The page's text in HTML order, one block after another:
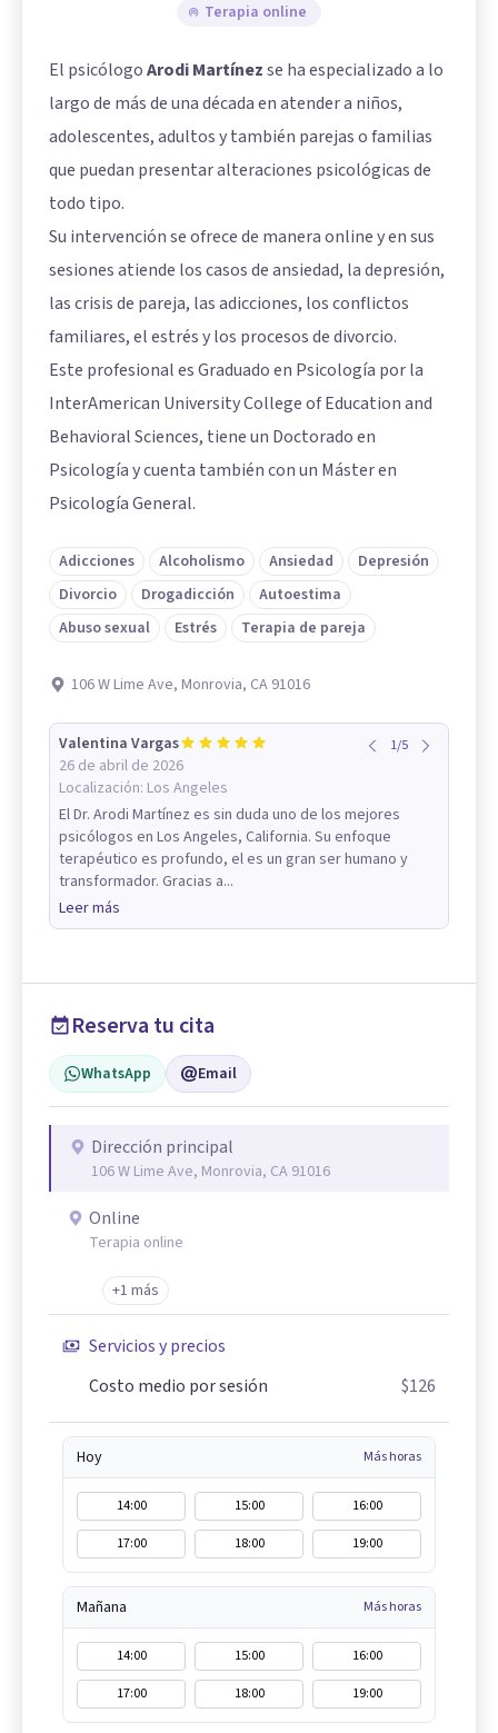
Terapia online
El psicólogoArodi Martínezse ha especializado a lo
largo de más de una década en atender a niños,
adolescentes, adultos y también parejas o familias
que puedan presentar alteraciones psicológicas de
todo tipo.
Su intervención se ofrece de manera online y en sus
sesiones atiende los casos de ansiedad, la depresión,
las crisis de pareja, las adicciones, los conflictos
familiares, el estrés y los procesos de divorcio.
Este profesional es Graduado en Psicología por la
InterAmerican University College of Education and
Behavioral Sciences, tiene un Doctorado en
Psicología y cuenta también con un Máster en
Psicología General.
Adicciones Alcoholismo Ansiedad
Depresión
Divorcio
Drogadicción
Autoestima
Abuso sexual
Estrés Terapia de pareja
106 W Lime Ave, Monrovia, CA 91016
Valentina Vargas
26 de abril de 2026
Localización: Los Angeles
1/5
El Dr. Arodi Martínez es sin duda uno de los mejores
psicólogos en Los Angeles, California. Su enfoque
terapéutico es profundo, el es un gran ser humano y
transformador. Gracias a...
Leer más
Reserva tu cita
WhatsApp Email
Dirección principal
106 W Lime Ave, Monrovia, CA 91016
Online
Terapia online
+1 más
Servicios y precios
Costo medio por sesión
$126
Hoy Más horas
14:00 15:00
16:00
17:00
18:00 19:00
Mañana Más horas
14:00 15:00
16:00
17:00
18:00 19:00